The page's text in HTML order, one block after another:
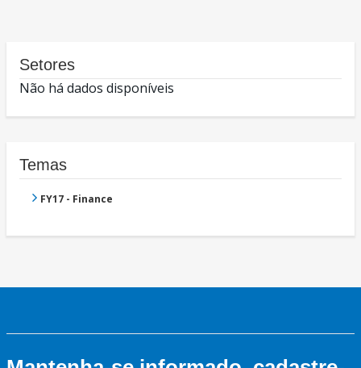
Setores
Não há dados disponíveis
Temas
FY17 - Finance